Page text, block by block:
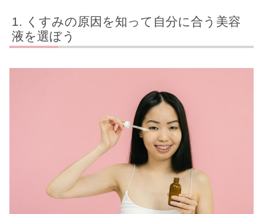
くすみの原因を知って自分に合う美容
液を選ぼう